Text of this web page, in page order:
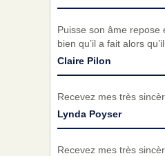
Puisse son âme repose
bien qu’il a fait alors
Claire Pilon
Recevez mes très
Lynda Poyser
Recevez mes très